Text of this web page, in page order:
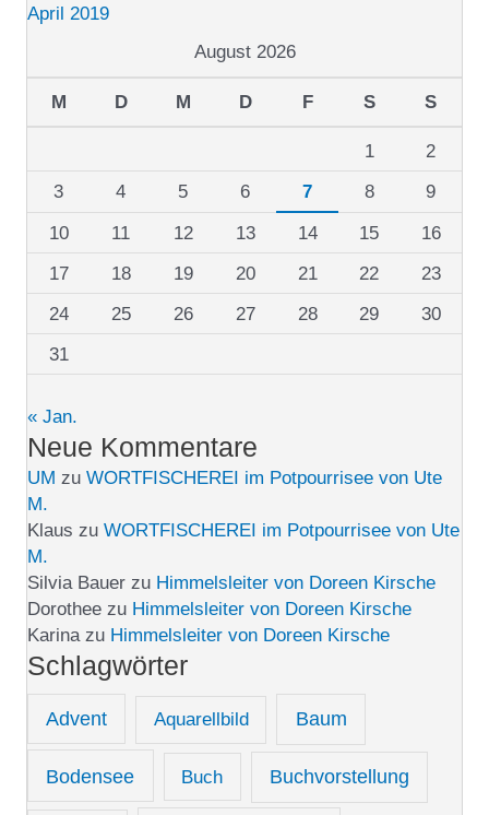
April 2019
August 2026
M D M D F S S
1
2
3
4 5 6 7 8
9
10
11 12 13 14 15
16
17
18 19 20 21 22
23
24
25 26 27 28 29
30
31
« Jan.
Neue Kommentare
UM zu WORTFISCHEREI im Potpourrisee von Ute
M.
Klaus zu WORTFISCHEREI im Potpourrisee von Ute
M.
Silvia Bauer zu Himmelsleiter von Doreen Kirsche
Dorothee zu Himmelsleiter von Doreen Kirsche
Karinazu Himmelsleiter von Doreen Kirsche
Schlagwörter
Advent Aquarellbild Baum
Bodensee Buch Buchvorstellung